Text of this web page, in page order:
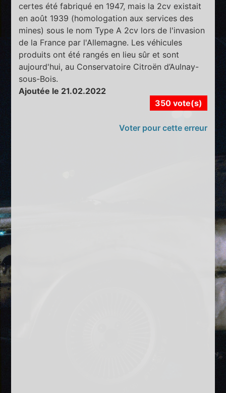
certes été fabriqué en 1947, mais la 2cv existait
en août 1939 (homologation aux services des
mines) sous le nom Type A 2cv lors de l'invasion
de la France par l'Allemagne. Les véhicules
produits ont été rangés en lieu sûr et sont
aujourd'hui, au Conservatoire Citroën d’Aulnay-
sous-Bois.
Ajoutée le 21.02.2022
350 vote(s)
Voter pour cette erreur